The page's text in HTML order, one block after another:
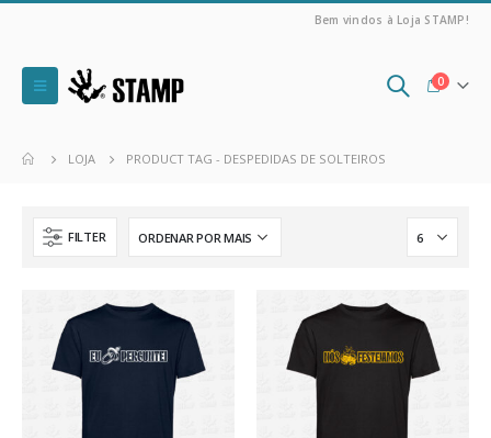
Bem vindos à Loja STAMP!
0
LOJA PRODUCT TAG - DESPEDIDAS DE SOLTEIROS
FILTER